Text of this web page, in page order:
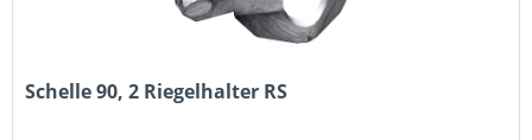
Schelle 90, 2 Riegelhalter RS